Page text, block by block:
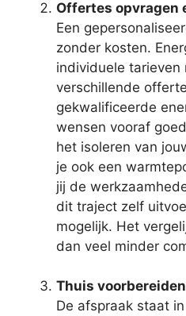
Offertes opvragen
Een
zonder kosten.
individuele tarieven
verschillende
gekwalificeerde
wensen vooraf
het isoleren van
je ook een
jij de
dit traject zelf
mogelijk. Het
dan veel minder
Thuis
De afspraak staat